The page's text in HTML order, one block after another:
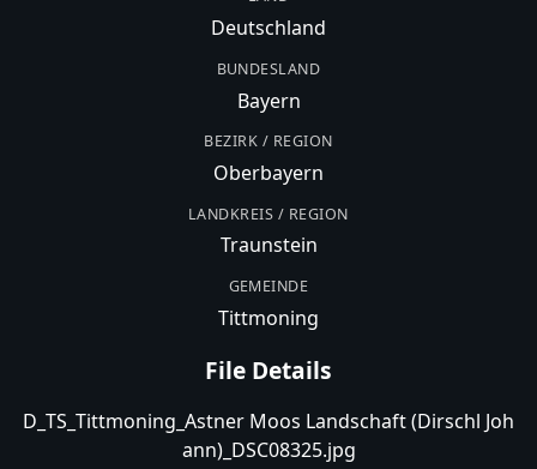
Deutschland
BUNDESLAND
Bayern
BEZIRK / REGION
Oberbayern
LANDKREIS / REGION
Traunstein
GEMEINDE
Tittmoning
File Details
D_TS_Tittmoning_Astner Moos Landschaft (Dirschl Joh
ann)_DSC08325.jpg